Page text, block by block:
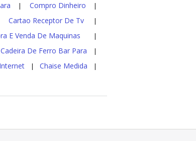
| Compro Dinheiro |
Cartao Receptor De Tv |
E Venda De Maquinas |
Cadeira De Ferro Bar Para |
| Chaise Medida |